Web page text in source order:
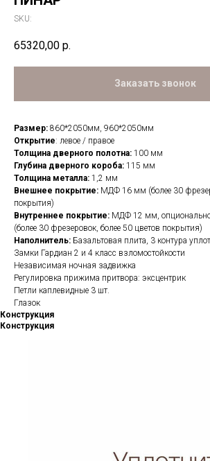
SKU:
65320,00 р.
Заказать звонок
Размер: 860*2050мм, 960*2050мм
Открытие: левое / правое
Толщина дверного полотна: 100 мм
Глубина дверного короба: 115 мм
Толщина металла: 1,2 мм
Внешнее покрытие: МДФ 16 мм (более 30
покрытия)
Внутреннее покрытие: МДФ 12 мм, опционально
(более 30 фрезеровок, более 50 цветов покрытия)
Наполнитель: Базальтовая плита, 3 контура
Замки Гардиан 2 и 4 класс взломостойкости
Независимая ночная задвижка
Регулировка прижима притвора: эксцентрик
Петли каплевидные 3 шт.
Глазок
Конструкция
Конструкция